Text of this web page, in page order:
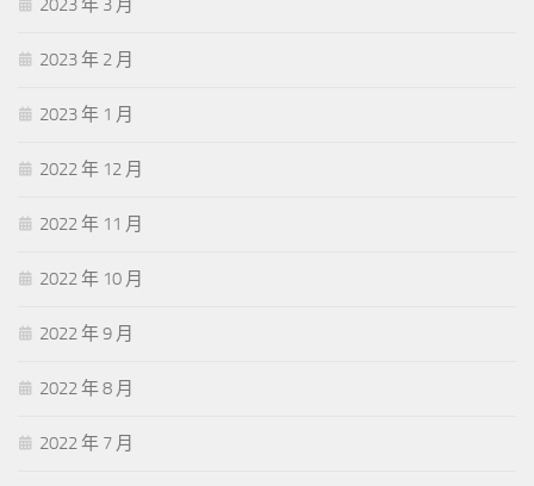
2023 年 3 月
2023 年 2 月
2023 年 1 月
2022 年 12 月
2022 年 11 月
2022 年 10 月
2022 年 9 月
2022 年 8 月
2022 年 7 月